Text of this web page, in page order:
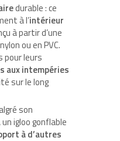
durable : ce
à l’intérieur
à partir d’une
ou en PVC.
pour leurs
aux intempéries
sur le long
son
igloo gonflable
à d’autres